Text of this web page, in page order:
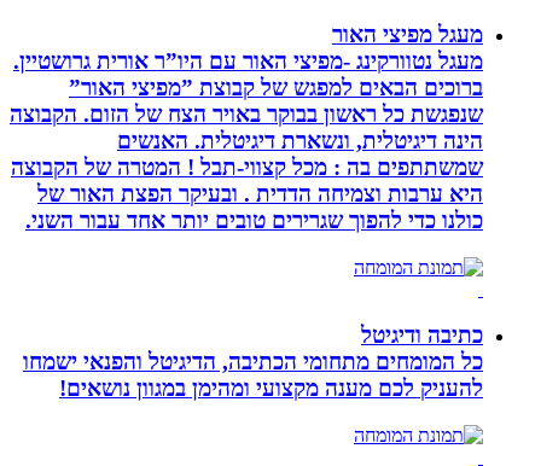
מעגל מפיצי האור
מעגל נטוורקינג -מפיצי האור עם היו”ר אורית גרושטיין.
ברוכים הבאים למפגש של קבוצת ”מפיצי האור”
שנפגשת כל ראשון בבוקר באויר הצח של הזום. הקבוצה
הינה דיגיטלית, ונשארת דיגיטלית. האנשים
שמשתתפים בה : מכל קצווי-תבל ! המטרה של הקבוצה
היא ערבות וצמיחה הדדית . ובעיקר הפצת האור של
כולנו כדי להפוך שגרירים טובים יותר אחד עבור השני.
כתיבה ודיגיטל
כל המומחים מתחומי הכתיבה, הדיגיטל והפנאי ישמחו
להעניק לכם מענה מקצועי ומהימן במגוון נושאים!